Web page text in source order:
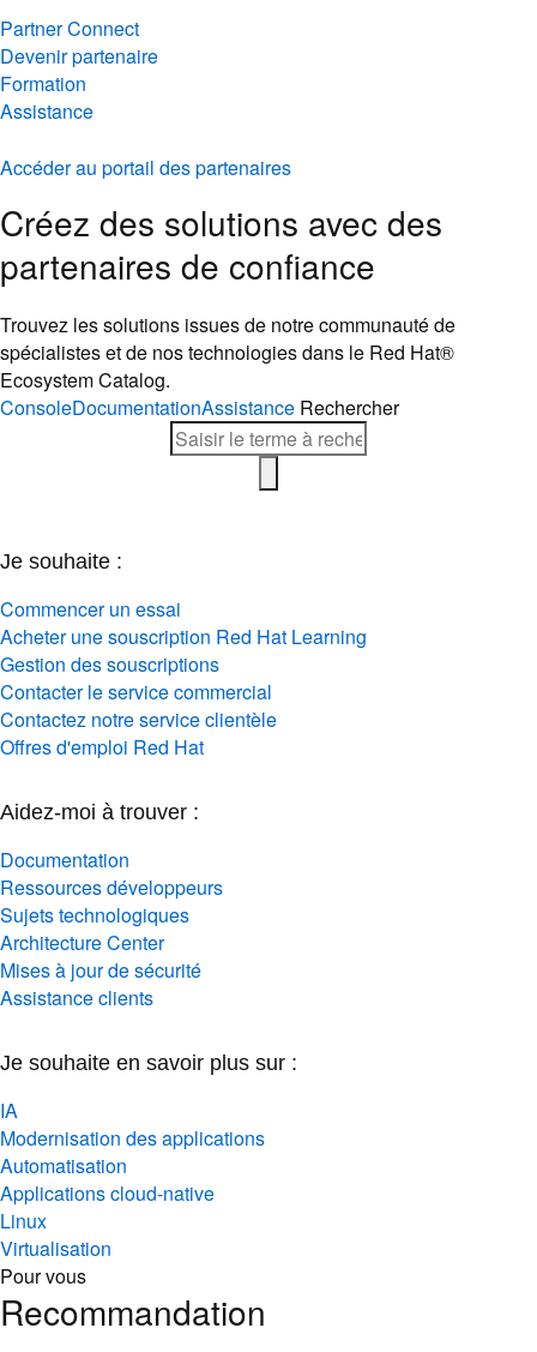
Partner Connect
Devenir partenaire
Formation
Assistance
Accéder au portail des partenaires
Créez des solutions avec des
partenaires de confiance
Trouvez les solutions issues de notre communauté de
spécialistes et de nos technologies dans le Red Hat®
Ecosystem Catalog.
ConsoleDocumentationAssistance Rechercher
Je souhaite :
Commencer un essai
Acheter une souscription Red Hat Learning
Gestion des souscriptions
Contacter le service commercial
Contactez notre service clientèle
Offres d'emploi Red Hat
Aidez-moi à trouver :
Documentation
Ressources développeurs
Sujets technologiques
Architecture Center
Mises à jour de sécurité
Assistance clients
Je souhaite en savoir plus sur :
IA
Modernisation des applications
Automatisation
Applications cloud-native
Linux
Virtualisation
Pour vous
Recommandation